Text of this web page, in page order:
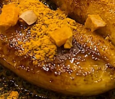
air mata
mereka bertanya, saya
saya pusing Masjidil
persis semut.